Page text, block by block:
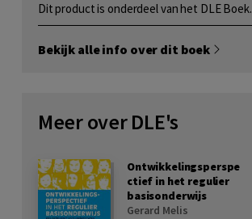
Dit product is onderdeel van het DLE Boek.
Bekijk alle info over dit boek
Meer over DLE's
Ontwikkelingsperspe
ctief in het regulier
basisonderwijs
Gerard Melis